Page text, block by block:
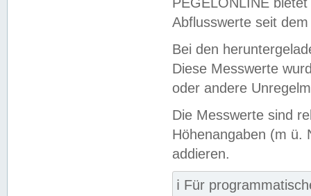
Abflusswerte seit
Bei den
Diese Messwerte
oder andere
Die Messwerte sind
Höhenangaben (m ü.
addieren.
ℹ️ Für